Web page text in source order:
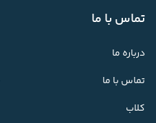
تماس با ما
درباره ما
تماس با ما
کلاب